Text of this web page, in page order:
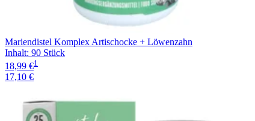
Mariendistel Komplex Artischocke + Löwenzahn
Inhalt: 90 Stück
18,99 €1
17,10 €